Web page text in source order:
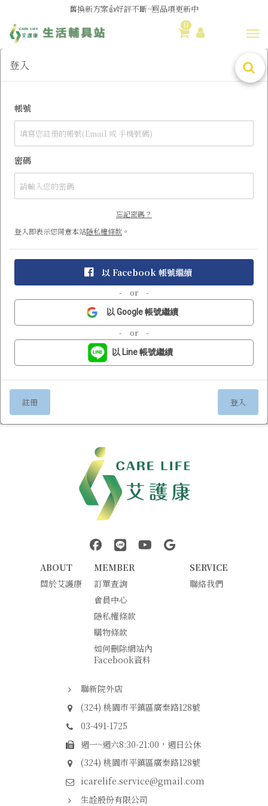
舊換新方案👍好評不斷~🆕品項更新中
😆備餐原來可以這麼輕鬆🎌KEWPIE介護食🍱營養均衡
0
登入
帳號
密碼
忘記密碼？
登入即表示您同意本站隱私權條款 。
以 Facebook 帳號繼續
- or -
以 Google 帳號繼續
- or -
以 Line 帳號繼續
註冊 登入
中壢醫療器材｜醫療器材補助｜出院醫療器材｜平鎮醫療器材｜艾
連結到facebook(另開視窗)
連結到Line(另開視窗)
連結到Youtube(另開視窗)
ABOUT
關於艾護康
MEMBER
訂單查詢
會員中心
隱私權條款
購物條款
如何刪除網站內
Facebook資料
SERVICE
聯絡我們
聯新院外店
(324) 桃園市平鎮區廣泰路128號
03-491-1725
週一~週六8:30-21:00，週日公休
(324) 桃園市平鎮區廣泰路128號
icarelife.service@gmail.com
生詮股份有限公司